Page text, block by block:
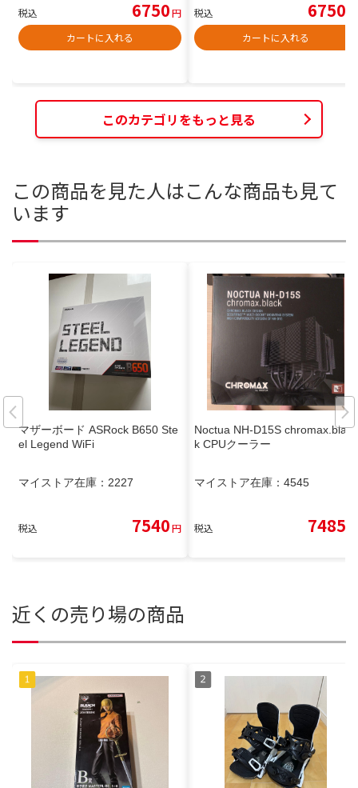
税込 6750円
カートに入れる
税込 6750
カートに入れる
このカテゴリをもっと見る
この商品を見た人はこんな商品も見て
います
マザーボード ASRock B650 Ste
el Legend WiFi
マイストア在庫： 2227
税込 7540円
Noctua NH-D15S chromax.blac
k CPUクーラー
マイストア在庫： 4545
税込 7485
近くの売り場の商品